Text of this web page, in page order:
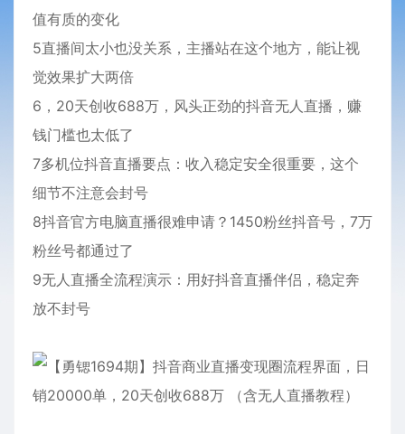
值有质的变化
5直播间太小也没关系，主播站在这个地方，能让视
觉效果扩大两倍
6，20天创收688万，风头正劲的抖音无人直播，赚
钱门槛也太低了
7多机位抖音直播要点：收入稳定安全很重要，这个
细节不注意会封号
8抖音官方电脑直播很难申请？1450粉丝抖音号，7万
粉丝号都通过了
9无人直播全流程演示：用好抖音直播伴侣，稳定奔
放不封号